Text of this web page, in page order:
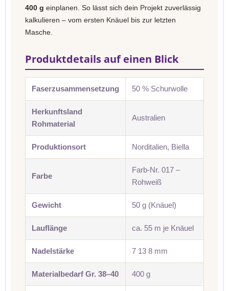
400 g einplanen. So lässt sich dein Projekt zuverlässig
kalkulieren – vom ersten Knäuel bis zur letzten
Masche.
Produktdetails auf einen Blick
Faserzusammensetzung 50 % Schurwolle
Herkunftsland
Rohmaterial
Australien
Produktionsort Norditalien, Biella
Farbe
Farb-Nr. 017 –
Rohweiß
Gewicht 50 g (Knäuel)
Lauflänge ca. 55 m je Knäuel
Nadelstärke 7 13 8 mm
Materialbedarf Gr. 38–40 400 g